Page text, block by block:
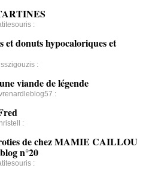
:
et donuts hypocaloriques et
:
viande de légende
:
:
de chez MAMIE CAILLOU
n°20
: